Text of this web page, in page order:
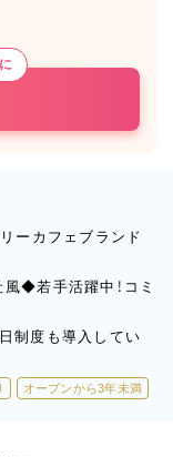
ーカフェブランド
◆若手活躍中！コミ
制度も導入してい
オープンから3年未満